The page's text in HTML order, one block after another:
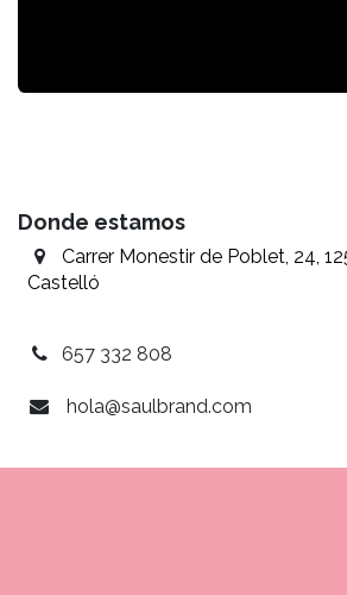
Donde estamos
Carrer Monestir de Poblet, 24,
Castelló
657 332 808
hola@saulbrand.com